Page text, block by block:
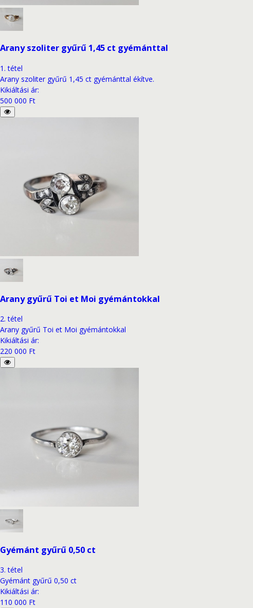
Arany szoliter gyűrű 1,45 ct gyémánttal
1 . tétel
Arany szoliter gyűrű 1,45 ct gyémánttal ékítve.
Kikiáltási ár:
500 000 Ft
Arany gyűrű Toi et Moi gyémántokkal
2. tétel
Arany gyűrű Toi et Moi gyémántokkal
Kikiáltási ár:
220 000 Ft
Gyémánt gyűrű 0,50 ct
3. tétel
Gyémánt gyűrű 0,50 ct
Kikiáltási ár:
110 000 Ft